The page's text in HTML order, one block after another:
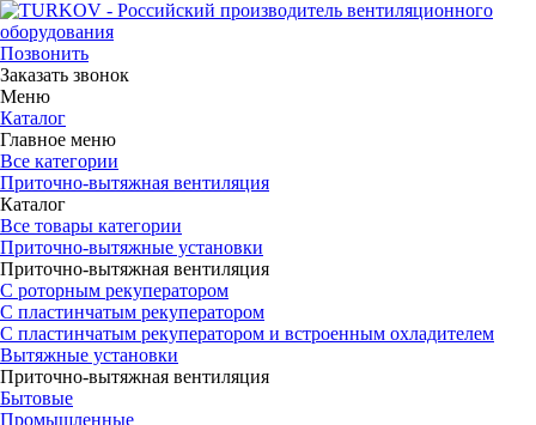
Позвонить
Заказать звонок
Меню
Каталог
Главное меню
Все категории
Приточно-вытяжная вентиляция
Каталог
Все товары категории
Приточно-вытяжные установки
Приточно-вытяжная вентиляция
С роторным рекуператором
С пластинчатым рекуператором
С пластинчатым рекуператором и встроенным охладителем
Вытяжные установки
Приточно-вытяжная вентиляция
Бытовые
Промышленные